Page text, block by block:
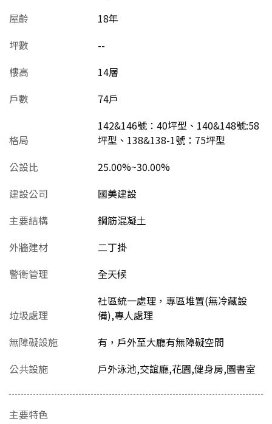
屋齡
18年
坪數
--
樓高
14層
戶數
74戶
格局
142&146號：40坪型、140&148號:58
坪型、138&138-1號：75坪型
公設比
25.00%~30.00%
建設公司
國美建設
主要結構
鋼筋混凝土
外牆建材
二丁掛
警衛管理
全天候
垃圾處理
社區統一處理，專區堆置(無冷藏設
備),專人處理
無障礙設施
有，戶外至大廳有無障礙空間
公共設施
戶外泳池,交誼廳,花園,健身房,圖書室
主要特色